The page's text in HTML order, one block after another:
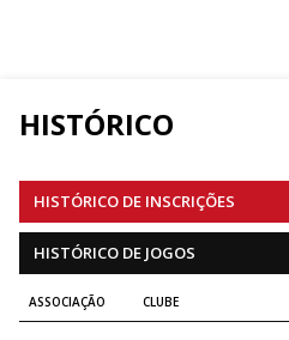
HISTÓRICO
HISTÓRICO DE INSCRIÇÕES
HISTÓRICO DE JOGOS
ASSOCIAÇÃO CLUBE